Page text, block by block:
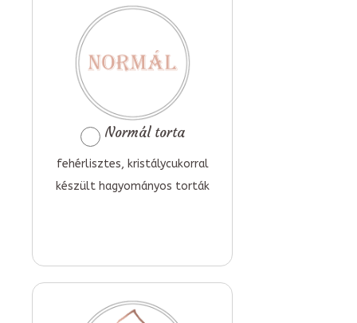
Normál torta
fehérlisztes, kristálycukorral
készült hagyományos torták